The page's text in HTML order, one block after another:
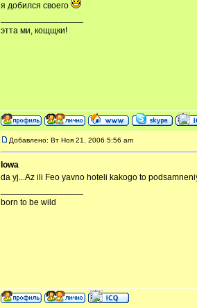
я добился своего
этта ми, кощщки!
Добавлено: Вт Ноя 21, 2006 5:56 am
Iowa
da yj...Az ili Feo yavno hoteli kakogo to
born to be wild